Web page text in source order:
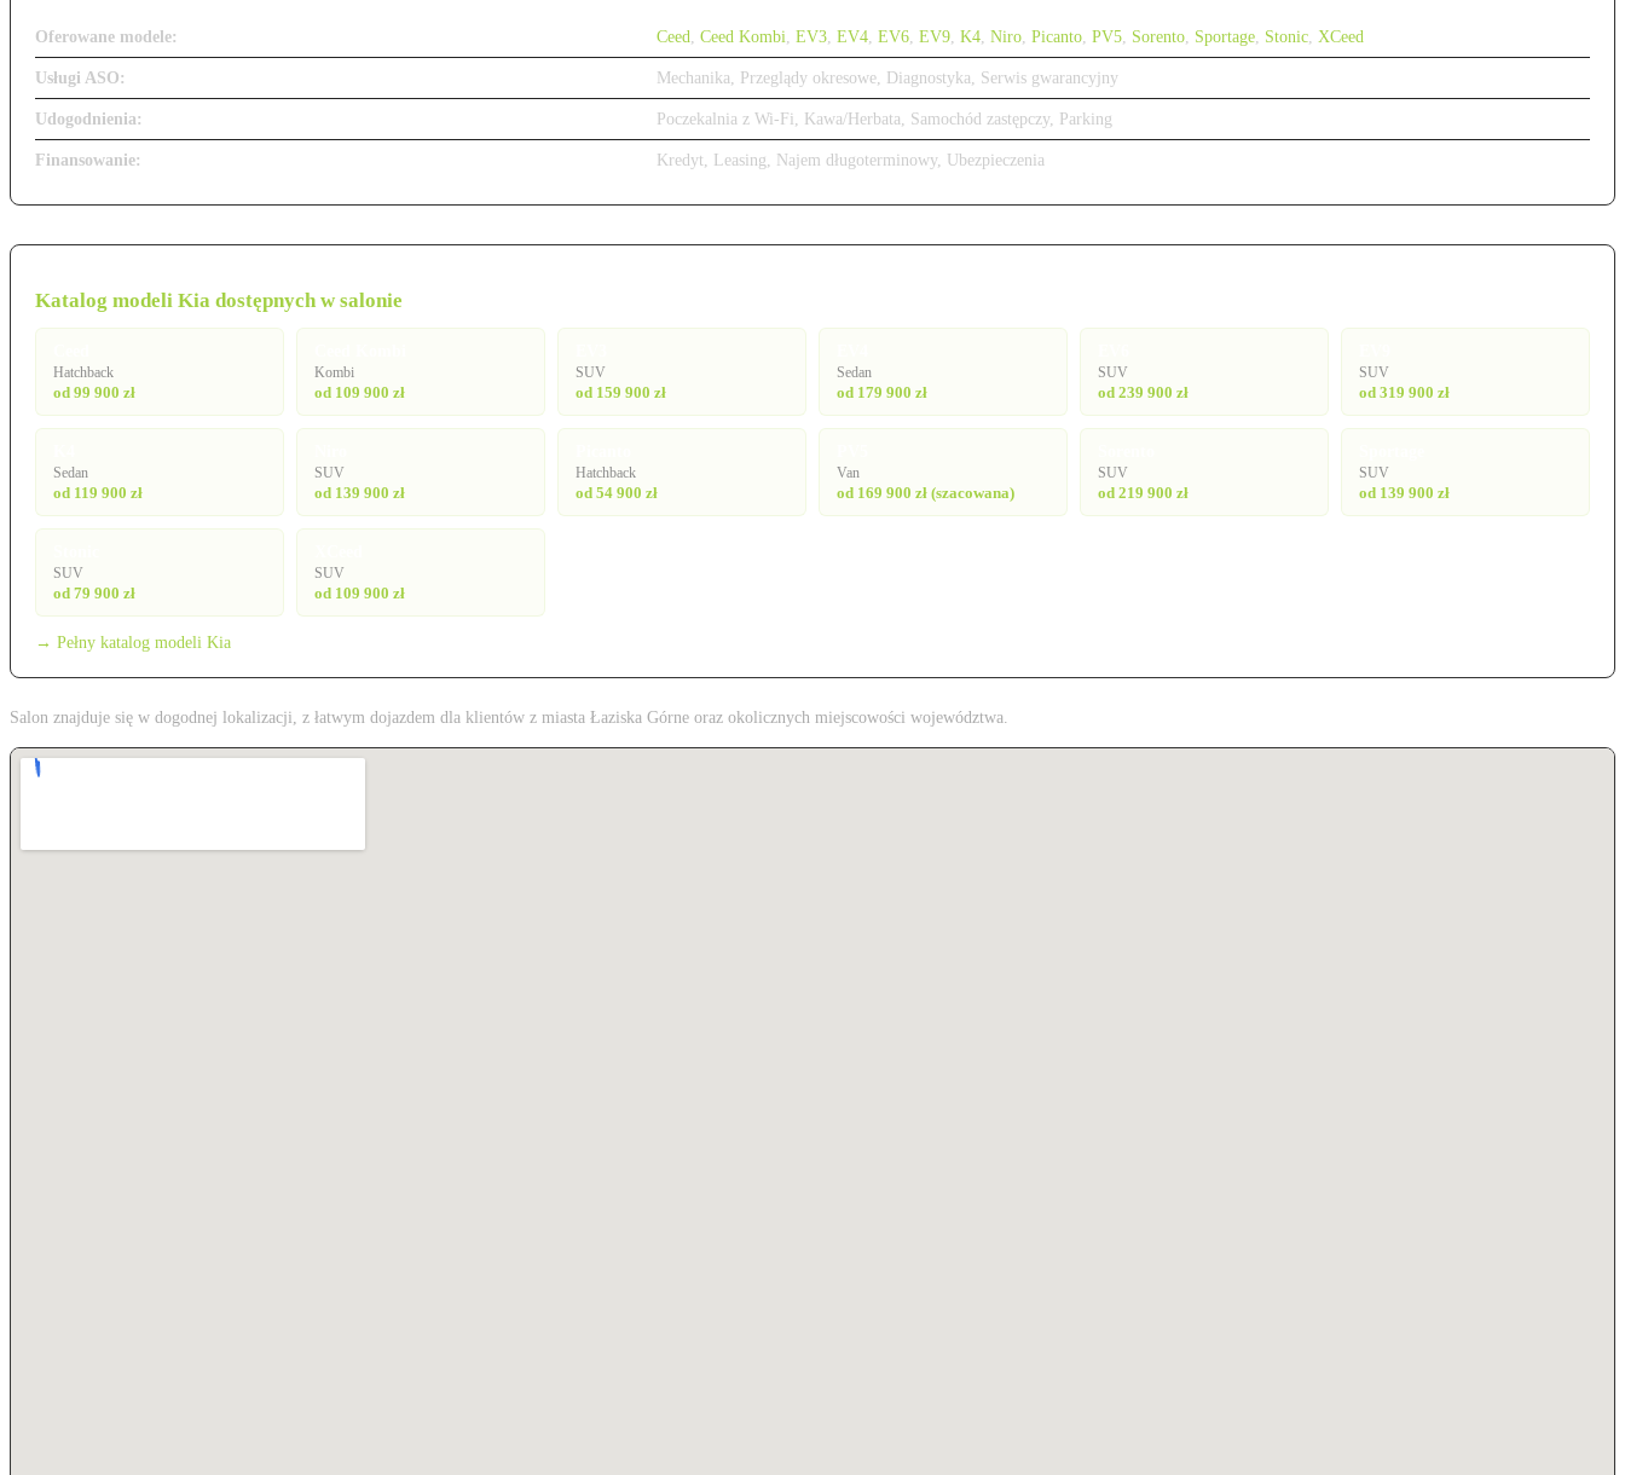
Oferowane modele: Ceed Ceed Kombi EV3 EV4 EV6 EV9 K4 Niro Picanto PV5 Sorento Sportage Stonic XCeed
Usługi ASO: Mechanika, Przeglądy okresowe, Diagnostyka, Serwis gwarancyjny
Udogodnienia: Poczekalnia z Wi-Fi, Kawa/Herbata, Samochód zastępczy, Parking
Finansowanie: Kredyt, Leasing, Najem długoterminowy, Ubezpieczenia
Katalog modeli Kia dostępnych w salonie
Hatchback
od 99 900 zł
Kombi
od 109 900 zł
SUV
od 159 900 zł
Sedan
od 179 900 zł
SUV
od 239 900 zł
SUV
od 319 900 zł
Sedan
od 119 900 zł
SUV
od 139 900 zł
Hatchback
od 54 900 zł
Van
od 169 900 zł (szacowana)
SUV
od 219 900 zł
SUV
od 139 900 zł
SUV
od 79 900 zł
SUV
od 109 900 zł
→ Pełny katalog modeli Kia
Salon znajduje się w dogodnej lokalizacji, z łatwym dojazdem dla klientów z miasta Łaziska Górne oraz okolicznych miejscowości województwa.